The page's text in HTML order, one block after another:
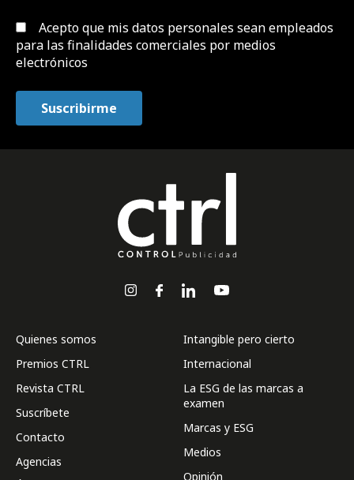
Acepto que mis datos personales sean empleados
para las finalidades comerciales por medios
electrónicos
Quienes somos
Premios CTRL
Revista CTRL
Suscríbete
Contacto
Agencias
Intangible pero cierto
Internacional
La ESG de las marcas a
examen
Marcas y ESG
Medios
Opinión